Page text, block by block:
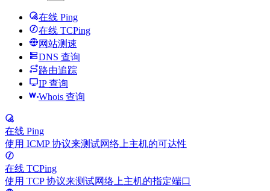
在线 Ping
在线 TCPing
网站测速
DNS 查询
路由追踪
IP 查询
Whois 查询
在线 Ping
使用 ICMP 协议来测试网络上主机的可达性
在线 TCPing
使用 TCP 协议来测试网络上主机的指定端口